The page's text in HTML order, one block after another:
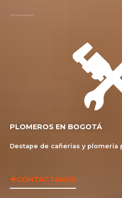
PLOMEROS EN BOGOTÁ
Destape de cañerías y plomería
CONTÁCTANOS